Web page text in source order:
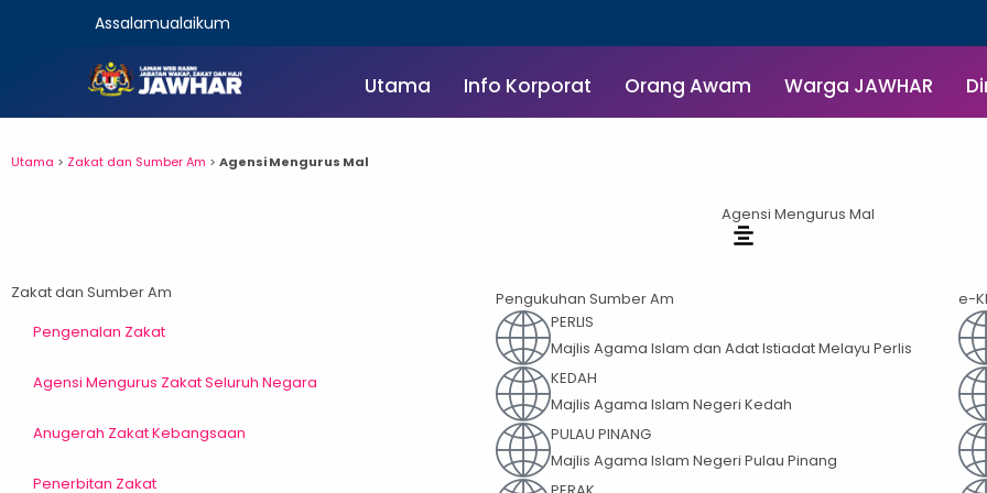
Assalamualaikum
Utama Info Korporat Orang Awam Warga JAWHAR
Utama > Zakat dan Sumber Am > Agensi Mengurus Mal
Agensi Mengurus Mal
Zakat dan Sumber Am
Pengenalan Zakat
Agensi Mengurus Zakat Seluruh Negara
Anugerah Zakat Kebangsaan
Penerbitan Zakat
Pengukuhan Sumber Am
PERLIS
Majlis Agama Islam dan Adat Istiadat Melayu Perlis
KEDAH
Majlis Agama Islam Negeri Kedah
PULAU PINANG
Majlis Agama Islam Negeri Pulau Pinang
e-